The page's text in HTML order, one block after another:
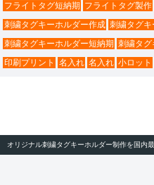
フライトタグ短納期 フライトタグ製作
刺繍タグキーホルダー作成 刺繍タグキ
刺繍タグキーホルダー短納期 刺繍タグ
印刷プリント
名入れ 名入れ 小ロット
オリジナル刺繍タグキーホルダー制作を国内